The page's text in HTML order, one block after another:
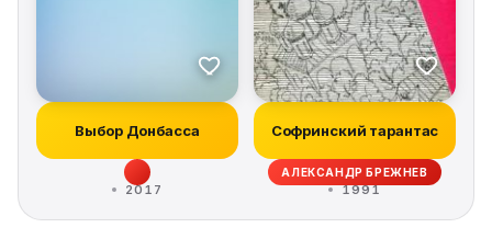
Выбор Донбасса
2017
Софринский тарантас
АЛЕКСАНДР БРЕЖНЕВ
1991